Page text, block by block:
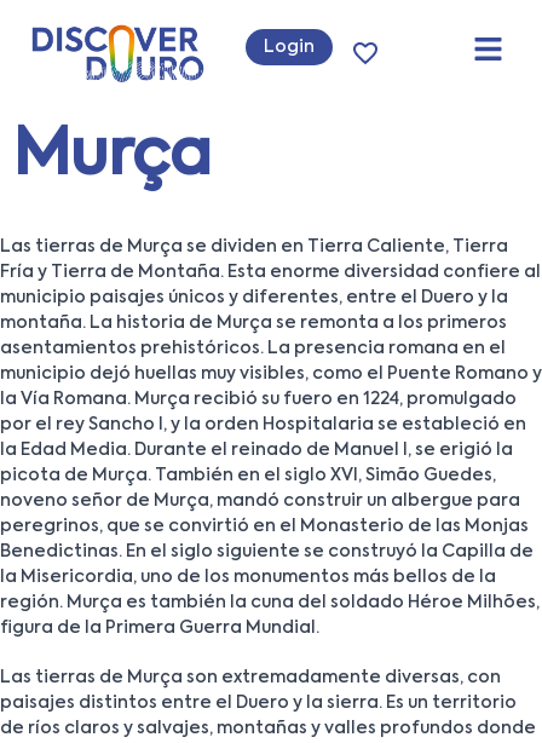
Login
Murça
Las tierras de Murça se dividen en Tierra Caliente, Tierra
Fría y Tierra de Montaña. Esta enorme diversidad confiere al
municipio paisajes únicos y diferentes, entre el Duero y la
montaña. La historia de Murça se remonta a los primeros
asentamientos prehistóricos. La presencia romana en el
municipio dejó huellas muy visibles, como el Puente Romano y
la Vía Romana. Murça recibió su fuero en 1224, promulgado
por el rey Sancho I, y la orden Hospitalaria se estableció en
la Edad Media. Durante el reinado de Manuel I, se erigió la
picota de Murça. También en el siglo XVI, Simão Guedes,
noveno señor de Murça, mandó construir un albergue para
peregrinos, que se convirtió en el Monasterio de las Monjas
Benedictinas. En el siglo siguiente se construyó la Capilla de
la Misericordia, uno de los monumentos más bellos de la
región. Murça es también la cuna del soldado Héroe Milhões,
figura de la Primera Guerra Mundial.
Las tierras de Murça son extremadamente diversas, con
paisajes distintos entre el Duero y la sierra. Es un territorio
de ríos claros y salvajes, montañas y valles profundos donde